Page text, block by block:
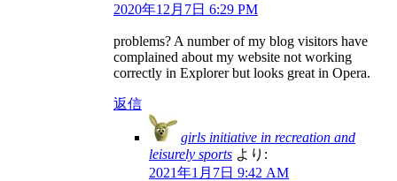
2020年12月7日 6:29 PM
problems? A number of my blog visitors have
complained about my website not working
correctly in Explorer but looks great in Opera.
返信
girls initiative in recreation and
leisurely sports より:
2021年1月7日 9:42 AM